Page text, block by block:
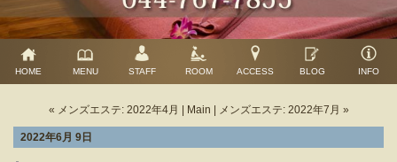
HOME MENU STAFF ROOM ACCESS BLOG INFO
« メンズエステ: 2022年4月 Main メンズエステ: 2022年7月 »
2022年6月 9日